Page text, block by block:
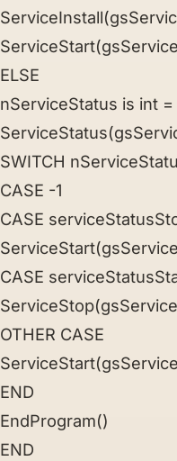
ELSE
nServiceStatus is int =
SWITCH
CASE -1
CASE
CASE
OTHER CASE
END
EndProgram()
END